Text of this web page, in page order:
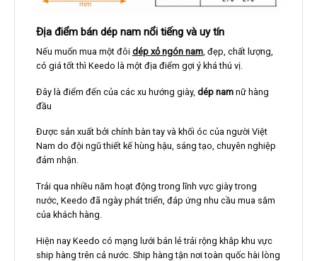
Địa điểm bán dép nam nổi tiếng và uy tín
Nếu muốn mua một đôi dép xỏ ngón nam, đẹp, chất lượng,
có giá tốt thì Keedo là một địa điểm gợi ý khá thú vị.
Đây là điểm đến của các xu hướng giày, dép namnữ hàng
đầu
Được sản xuất bởi chính bàn tay và khối óc của người Việt
Nam do đội ngũ thiết kế hùng hậu, sáng tạo, chuyên nghiệp
đảm nhận.
Trải qua nhiều năm hoạt động trong lĩnh vực giày trong
nước, Keedo đã ngày phát triển, đáp ứng nhu cầu mua sắm
của khách hàng.
Hiện nay Keedo có mạng lưới bán lẻ trải rộng khắp khu vực
ship hàng trên cả nước. Ship hàng tận nơi toàn quốc hài lòng